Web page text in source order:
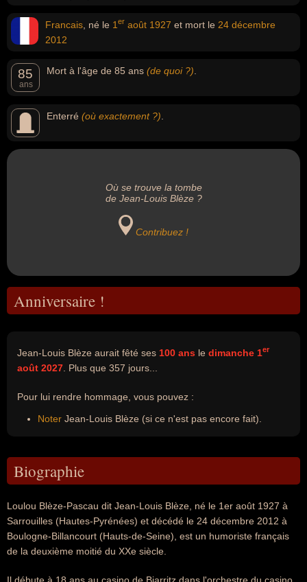
Francais , né le 1 er août 1927 et mort le 24 décembre
2012
85
ans
Mort à l'âge de 85 ans (de quoi ?)
Enterré (où exactement ?)
Où se trouve la tombe
de Jean-Louis Blèze ?
Contribuez !
Anniversaire !
Jean-Louis Blèze aurait fêté ses 100 ans le dimanche 1er
août 2027 . Plus que 357 jours...
Pour lui rendre hommage, vous pouvez :
Noter Jean-Louis Blèze (si ce n'est pas encore fait).
Biographie
Loulou Blèze-Pascau dit Jean-Louis Blèze, né le 1er août 1927 à
Sarrouilles (Hautes-Pyrénées) et décédé le 24 décembre 2012 à
Boulogne-Billancourt (Hauts-de-Seine), est un humoriste français
de la deuxième moitié du XXe siècle.
Il débute à 18 ans au casino de Biarritz dans l'orchestre du casino.